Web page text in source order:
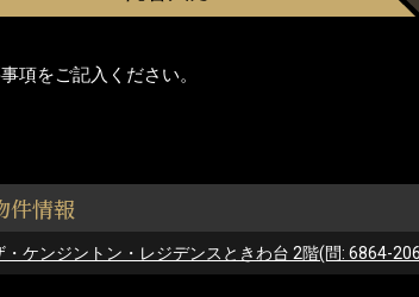
項をご記入ください。
件情報
・ケンジントン・レジデンスときわ台 2階(問: 6864-